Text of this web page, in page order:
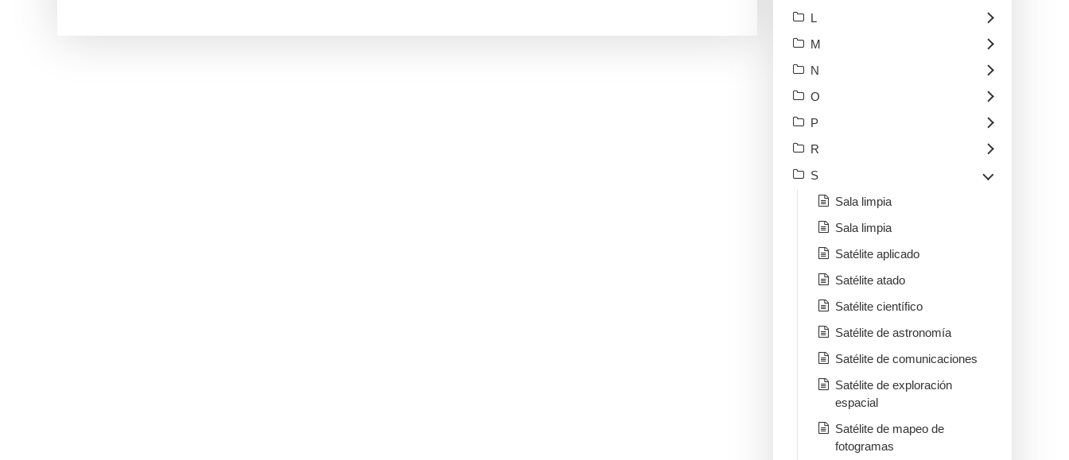
L
M
N
O
P
R
S
Sala limpia
Sala limpia
Satélite aplicado
Satélite atado
Satélite científico
Satélite de astronomía
Satélite de comunicaciones
Satélite de exploración
espacial
Satélite de mapeo de
fotogramas